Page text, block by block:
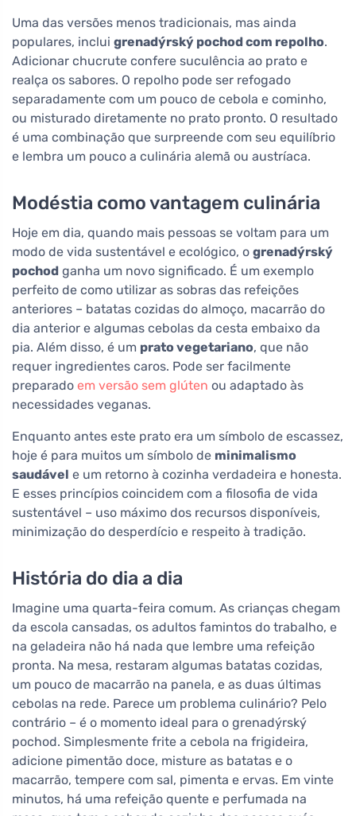
Uma das versões menos tradicionais, mas ainda
populares, inclui grenadýrský pochod com repolho.
Adicionar chucrute confere suculência ao prato e
realça os sabores. O repolho pode ser refogado
separadamente com um pouco de cebola e cominho,
ou misturado diretamente no prato pronto. O resultado
é uma combinação que surpreende com seu equilíbrio
e lembra um pouco a culinária alemã ou austríaca.
Modéstia como vantagem culinária
Hoje em dia, quando mais pessoas se voltam para um
modo de vida sustentável e ecológico, o grenadýrský
pochod ganha um novo significado. É um exemplo
perfeito de como utilizar as sobras das refeições
anteriores – batatas cozidas do almoço, macarrão do
dia anterior e algumas cebolas da cesta embaixo da
pia. Além disso, é um prato vegetariano, que não
requer ingredientes caros. Pode ser facilmente
preparado em versão sem glúten ou adaptado às
necessidades veganas.
Enquanto antes este prato era um símbolo de escassez,
hoje é para muitos um símbolo de minimalismo
saudável e um retorno à cozinha verdadeira e honesta.
E esses princípios coincidem com a filosofia de vida
sustentável – uso máximo dos recursos disponíveis,
minimização do desperdício e respeito à tradição.
História do dia a dia
Imagine uma quarta-feira comum. As crianças chegam
da escola cansadas, os adultos famintos do trabalho, e
na geladeira não há nada que lembre uma refeição
pronta. Na mesa, restaram algumas batatas cozidas,
um pouco de macarrão na panela, e as duas últimas
cebolas na rede. Parece um problema culinário? Pelo
contrário – é o momento ideal para o grenadýrský
pochod. Simplesmente frite a cebola na frigideira,
adicione pimentão doce, misture as batatas e o
macarrão, tempere com sal, pimenta e ervas. Em vinte
minutos, há uma refeição quente e perfumada na